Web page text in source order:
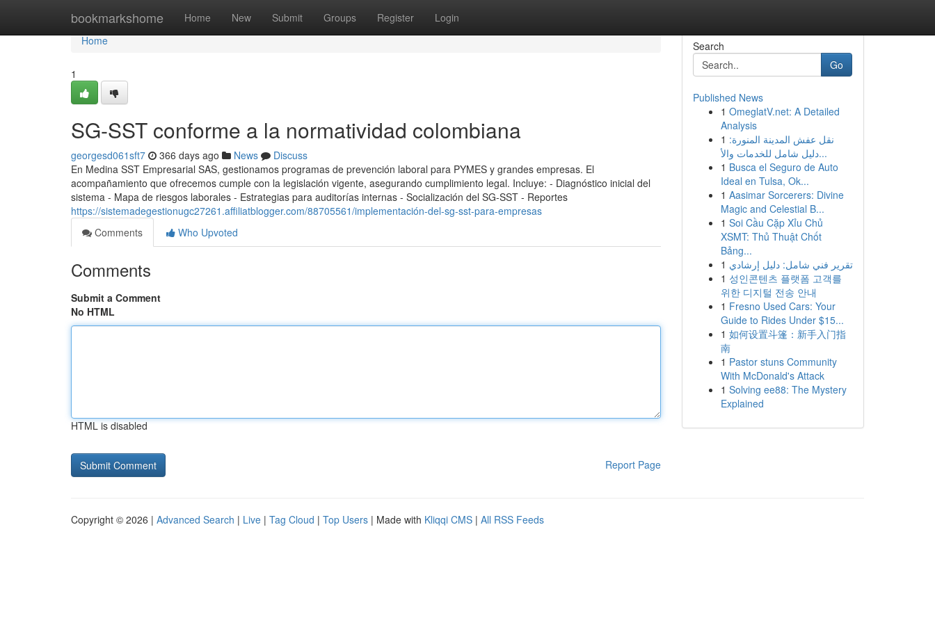
bookmarkshome Home New Submit Groups Register Login
Home
Home
1
SG-SST conforme a la normatividad colombiana
georgesd061sft7 366 days ago News
Discuss
En Medina SST Empresarial SAS, gestionamos programas de prevención laboral para PYMES y grandes empresas. El
acompañamiento que ofrecemos cumple con la legislación vigente, asegurando cumplimiento legal. Incluye: - Diagnóstico inicial del
sistema - Mapa de riesgos laborales - Estrategias para auditorías internas - Socialización del SG-SST - Reportes
https://sistemadegestionugc27261.affiliatblogger.com/88705561/implementación-del-sg-sst-para-empresas
Comments
Who Upvoted
Comments
Submit a Comment
No HTML
HTML is disabled
Report Page
Search
Go
Published News
1 OmeglatV.net: A Detailed
Analysis
1 نقل عفش المدينة المنورة:
دليل شامل للخدمات والأ...
1 Busca el Seguro de Auto
Ideal en Tulsa, Ok...
1 Aasimar Sorcerers: Divine
Magic and Celestial B...
1 Soi Cầu Cặp Xỉu Chủ
XSMT: Thủ Thuật Chốt
Bảng...
1 تقرير فني شامل: دليل إرشادي
1 성인콘텐츠 플랫폼 고객를
위한 디지털 전송 안내
1 Fresno Used Cars: Your
Guide to Rides Under $15...
1 如何设置斗篷：新手入门指
南
1 Pastor stuns Community
With McDonald's Attack
1 Solving ee88: The Mystery
Explained
Copyright © 2026 | Advanced Search | Live | Tag Cloud | Top Users | Made with Kliqqi CMS | All RSS Feeds